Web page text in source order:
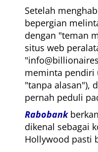
Setelah
bepergian
dengan teman
situs web
meminta pendiri
tanpa alasan ),
pernah peduli
Rabobank
dikenal sebagai
Hollywood pasti